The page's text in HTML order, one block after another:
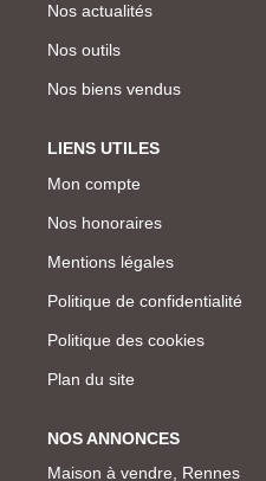
Nos actualités
Nos outils
Nos biens vendus
LIENS UTILES
Mon compte
Nos honoraires
Mentions légales
Politique de confidentialité
Politique des cookies
Plan du site
NOS ANNONCES
Maison à vendre, Rennes